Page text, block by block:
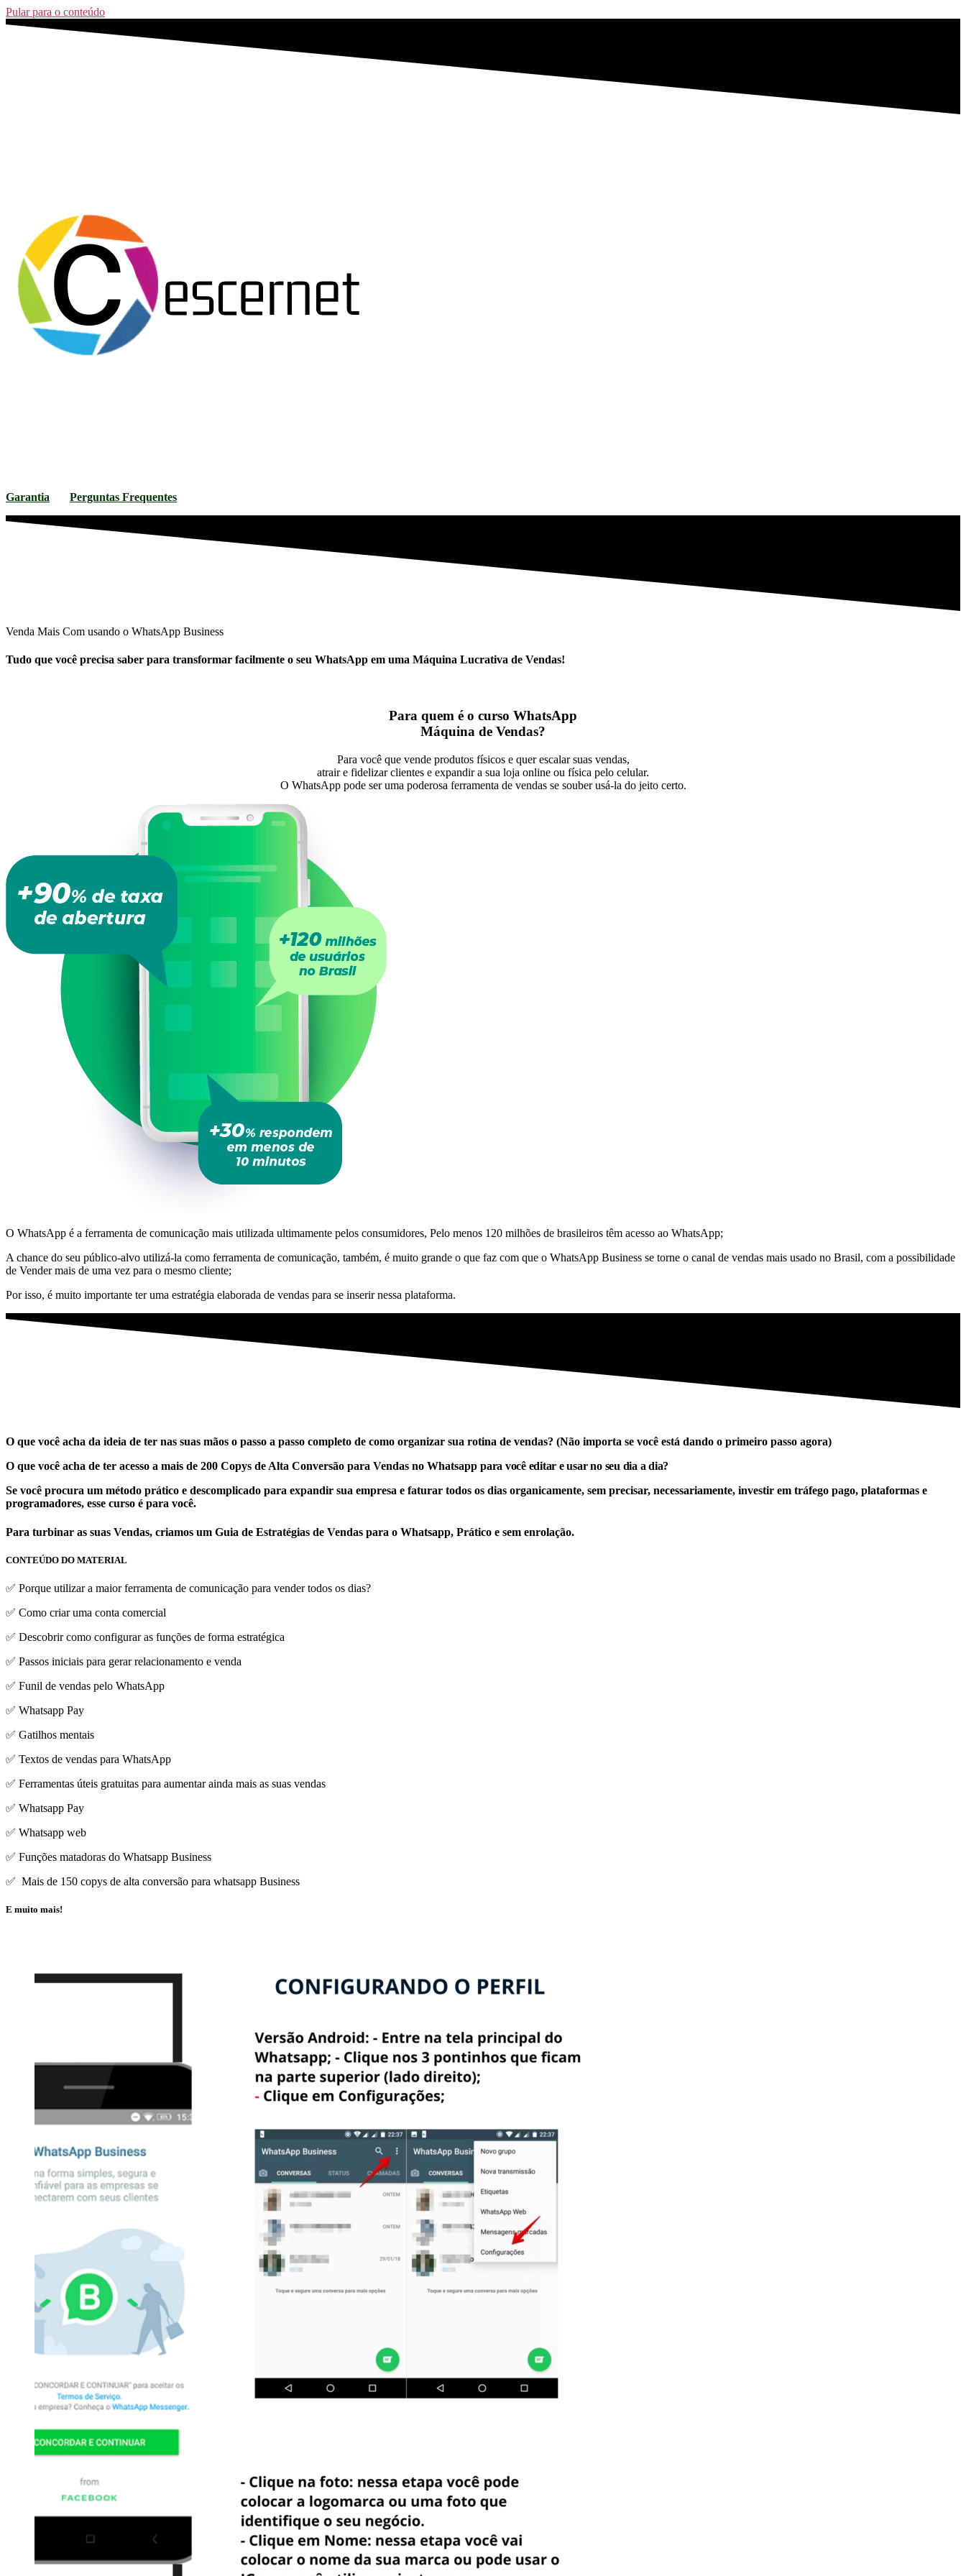
Pular para o conteúdo
Garantia Perguntas Frequentes
Venda Mais Com usando o WhatsApp Business
Tudo que você precisa saber para transformar facilmente o seu WhatsApp em uma Máquina Lucrativa de Vendas!
Para quem é o curso WhatsApp
Máquina de Vendas?
Para você que vende produtos físicos e quer escalar suas vendas,
atrair e fidelizar clientes e expandir a sua loja online ou física pelo celular.
O WhatsApp pode ser uma poderosa ferramenta de vendas se souber usá-la do jeito certo.
O WhatsApp é a ferramenta de comunicação mais utilizada ultimamente pelos consumidores, Pelo menos 120 milhões de brasileiros têm acesso ao WhatsApp;
A chance do seu público-alvo utilizá-la como ferramenta de comunicação, também, é muito grande o que faz com que o WhatsApp Business se torne o canal de vendas mais usado no Brasil, com a possibilidade
de Vender mais de uma vez para o mesmo cliente;
Por isso, é muito importante ter uma estratégia elaborada de vendas para se inserir nessa plataforma.
O que você acha da ideia de ter nas suas mãos o passo a passo completo de como organizar sua rotina de vendas? (Não importa se você está dando o primeiro passo agora)
O que você acha de ter acesso a mais de 200 Copys de Alta Conversão para Vendas no Whatsapp para você editar e usar no seu dia a dia?
Se você procura um método prático e descomplicado para expandir sua empresa e faturar todos os dias organicamente, sem precisar, necessariamente, investir em tráfego pago, plataformas e
programadores, esse curso é para você.
Para turbinar as suas Vendas, criamos um Guia de Estratégias de Vendas para o Whatsapp, Prático e sem enrolação.
CONTEÚDO DO MATERIAL
✅ Porque utilizar a maior ferramenta de comunicação para vender todos os dias?
✅ Como criar uma conta comercial
✅ Descobrir como configurar as funções de forma estratégica
✅ Passos iniciais para gerar relacionamento e venda
✅ Funil de vendas pelo WhatsApp
✅ Whatsapp Pay
✅ Gatilhos mentais
✅ Textos de vendas para WhatsApp
✅ Ferramentas úteis gratuitas para aumentar ainda mais as suas vendas
✅ Whatsapp Pay
✅ Whatsapp web
✅ Funções matadoras do Whatsapp Business
✅ Mais de 150 copys de alta conversão para whatsapp Business
E muito mais!